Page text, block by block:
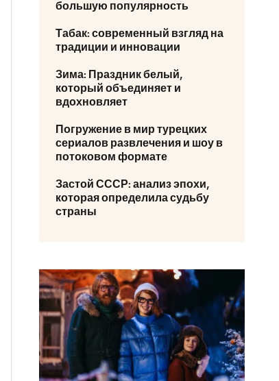
большую популярность
Табак: современный взгляд на
традиции и инновации
Зима: Праздник белый,
который объединяет и
вдохновляет
Погружение в мир турецких
сериалов развлечения и шоу в
потоковом формате
Застой СССР: анализ эпохи,
которая определила судьбу
страны